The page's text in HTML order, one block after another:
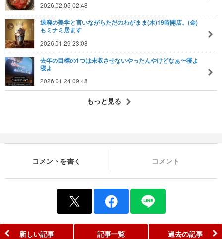
2026.02.05 02:48
退廃の美学と言いながらただのわがまま(木)19時開店。(金)
もミナミ居ます
2026.01.29 23:08
去年の目標の1つは未収させないやったんやけどなぁ〜寝よ
寝よ
2026.01.24 09:48
もっと見る
コメントを書く コメント
新しい記事 記事一覧 過去の記事